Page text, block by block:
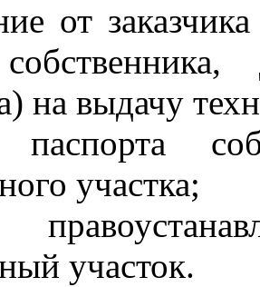
от
на выдачу
паспорта
участка;
участок.